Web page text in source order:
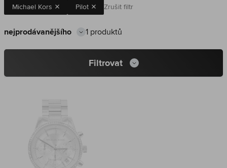
Michael Kors Pilot Zrušit filtr
1 produktů
Filtrovat